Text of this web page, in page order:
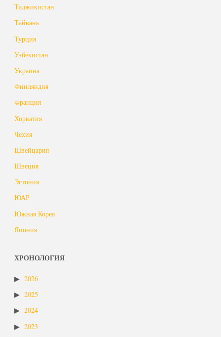
Таджикистан
Тайвань
Турция
Узбекистан
Украина
Финляндия
Франция
Хорватия
Чехия
Швейцария
Швеция
Эстония
ЮАР
Южная Корея
Япония
ХРОНОЛОГИЯ
2026
2025
2024
2023